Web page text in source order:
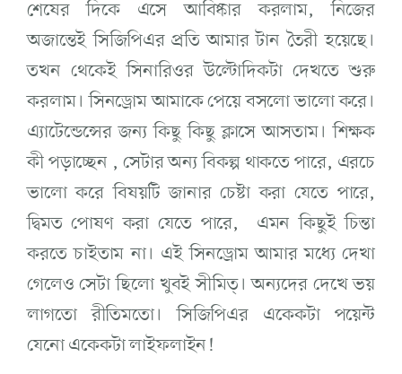
শেষের দিকে এসে আবিষ্কার করলাম, নিজের
অজান্তেই সিজিপিএর প্রতি আমার টান তৈরী হয়েছে।
তখন থেকেই সিনারিওর উল্টোদিকটা দেখতে শুরু
করলাম। সিনড্রোম আমাকে পেয়ে বসলো ভালো করে।
এ্যাটেন্ডেন্সের জন্য কিছু কিছু ক্লাসে আসতাম। শিক্ষক
কী পড়াচ্ছেন , সেটার অন্য বিকল্প থাকতে পারে, এরচে
ভালো করে বিষয়টি জানার চেষ্টা করা যেতে পারে,
দ্বিমত পোষণ করা যেতে পারে, এমন কিছুই চিন্তা
করতে চাইতাম না। এই সিনড্রোম আমার মধ্যে দেখা
গেলেও সেটা ছিলো খুবই সীমিত্। অন্যদের দেখে ভয়
লাগতো রীতিমতো। সিজিপিএর একেকটা পয়েন্ট
যেনো একেকটা লাইফলাইন!